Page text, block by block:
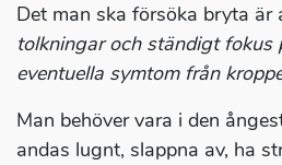
Det man ska försöka bryta är
tolkningar och ständigt fokus
eventuella symtom från
Man behöver vara i den
andas lugnt, slappna av, ha